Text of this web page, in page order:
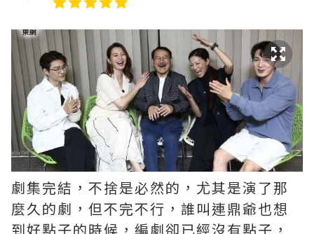
劇集完結，不捨是必然的，尤其是演了那
麼久的劇，但不完不行，誰叫連鼎爺也想
到好點子的時候，編劇卻已經沒有點子，